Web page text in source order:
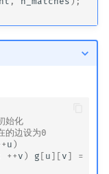
始化
的边设为0
u )
++ v ) g [ u ][ v ] =